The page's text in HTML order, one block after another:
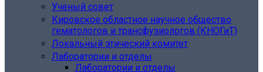
Ученый совет
Кировское областное научное общество
гематологов и трансфузиологов (КНОГиТ)
Локальный этический комитет
Лаборатории и отделы
Лаборатории и отделы